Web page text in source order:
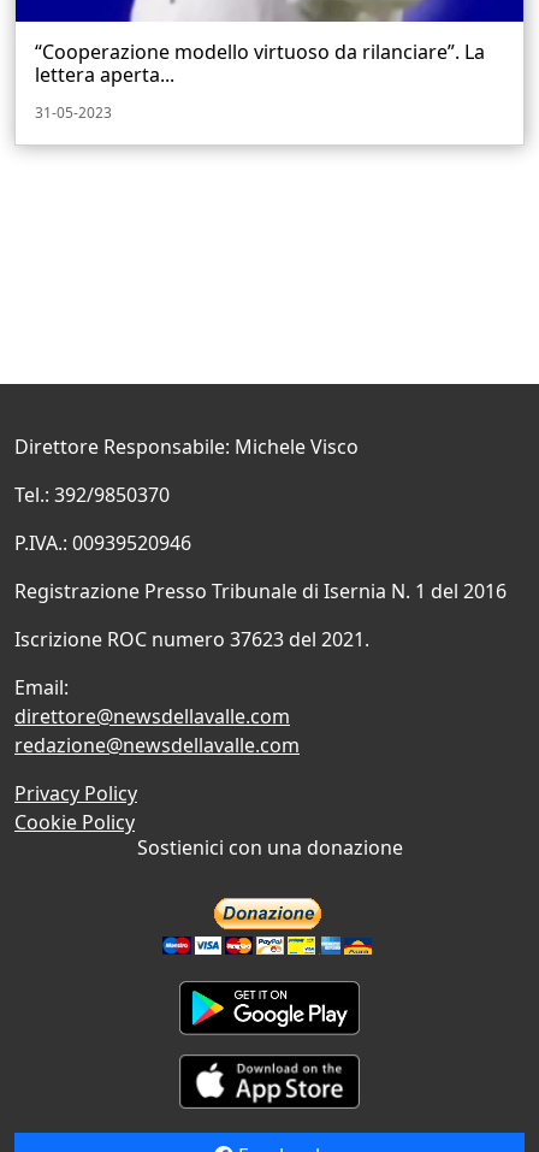
“Cooperazione modello virtuoso da rilanciare”. La
lettera aperta...
31-05-2023
Direttore Responsabile: Michele Visco
Tel.: 392/9850370
P.IVA.: 00939520946
Registrazione Presso Tribunale di Isernia N. 1 del 2016
Iscrizione ROC numero 37623 del 2021.
Email:
direttore@newsdellavalle.com
redazione@newsdellavalle.com
Privacy Policy
Cookie Policy
Sostienici con una donazione